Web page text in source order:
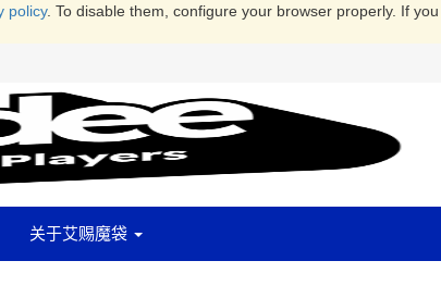
policy. To disable them, configure your browser properly. If
关于艾赐魔袋